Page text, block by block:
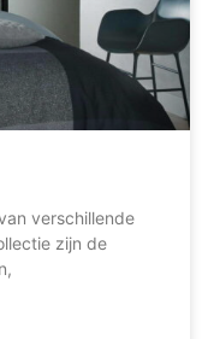
verschillende
zijn de